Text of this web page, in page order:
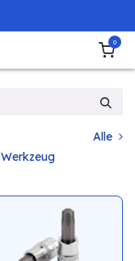
0
Alle
Werkzeug